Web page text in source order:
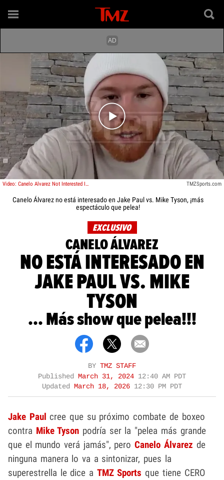
Play video content
Video: Canelo Alvarez Not Interested In Jake Paul vs. Mike Tyson, More Show Than Fight! TMZSports.com
Canelo Álvarez no está interesado en Jake Paul vs. Mike Tyson, ¡más
espectáculo que pelea!
EXCLUSIVO
CANELO ÁLVAREZ
NO ESTÁ INTERESADO EN
JAKE PAUL VS. MIKE
TYSON
... Más show que pelea!!!
BY TMZ STAFF
Published
March 31, 2024 12:40 AM PDT
Updated
March 18, 2026 12:30 PM PDT
Jake Paul cree que su próximo combate de boxeo
contra Mike Tyson podría ser la "pelea más grande
que el mundo verá jamás", peroCanelo Álvarez de
ninguna manera lo va a sintonizar, pues la
superestrella le dice a TMZ Sports que tiene CERO